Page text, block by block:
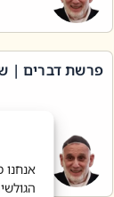
פרשת דברים |